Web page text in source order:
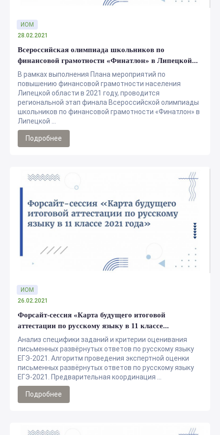
Всероссийская олимпиада школьников по
финансовой грамотности «Финатлон» в Липецкой...
В рамках выполнения Плана мероприятий по
повышению финансовой грамотности населения
Липецкой области в 2021 году, проводится
региональной этап финала Всероссийской олимпиады
школьников по финансовой грамотности «Финатлон» в
Липецкой ...
ИОМ
28.02.2021
Подробнее
Форсайт-сессия «Карта будущего итоговой
аттестации по русскому языку в 11 классе...
Анализ специфики заданий и критерии оценивания
письменных развёрнутых ответов по русскому языку
ЕГЭ-2021. Алгоритм проведения экспертной оценки
письменных развёрнутых ответов по русскому языку
ЕГЭ-2021. Предварительная координация ...
ИОМ
26.02.2021
Подробнее